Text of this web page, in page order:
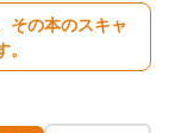
その本のスキャ